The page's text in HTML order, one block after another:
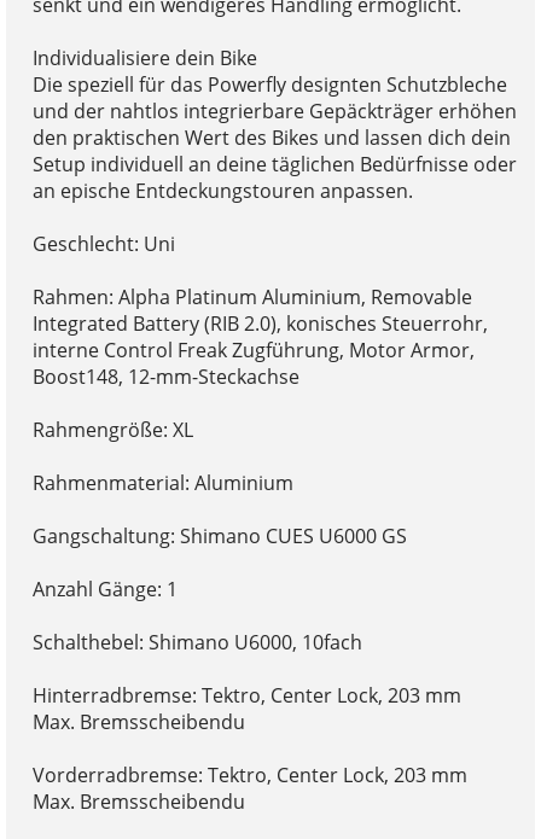
Individualisiere dein Bike
Die speziell für das Powerfly designten Schutzbleche
und der nahtlos integrierbare Gepäckträger erhöhen
den praktischen Wert des Bikes und lassen dich dein
Setup individuell an deine täglichen Bedürfnisse oder
an epische Entdeckungstouren anpassen.
Geschlecht: Uni
Rahmen: Alpha Platinum Aluminium, Removable
Integrated Battery (RIB 2.0), konisches Steuerrohr,
interne Control Freak Zugführung, Motor Armor,
Boost148, 12-mm-Steckachse
Rahmengröße: XL
Rahmenmaterial: Aluminium
Gangschaltung: Shimano CUES U6000 GS
Anzahl Gänge: 1
Schalthebel: Shimano U6000, 10fach
Hinterradbremse: Tektro, Center Lock, 203 mm
Max. Bremsscheibendu
Vorderradbremse: Tektro, Center Lock, 203 mm
Max. Bremsscheibendu